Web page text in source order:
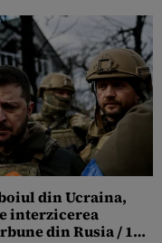
din Ucraina,
interzicerea
din Rusia / 165